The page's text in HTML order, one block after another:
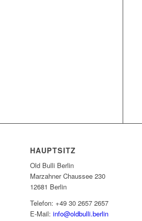
HAUPTSITZ
Old Bulli Berlin
Marzahner Chaussee 230
12681 Berlin
Telefon: +49 30 2657 2657
E-Mail:info@oldbulli.berlin